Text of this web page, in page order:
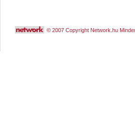
© 2007 Copyright Network.hu